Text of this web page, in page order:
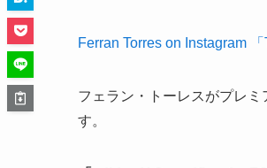
Ferran Torres on Instagram
フェラン・トーレスがプレミ
す。